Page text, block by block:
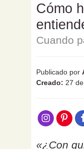
Cómo
Cuando
Publicado por
Creado: 27
«¿Con